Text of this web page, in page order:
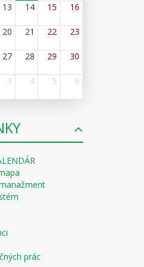
13 14 15 16
20 21 22 23
27 28 29 30
3 4 5 6
prác